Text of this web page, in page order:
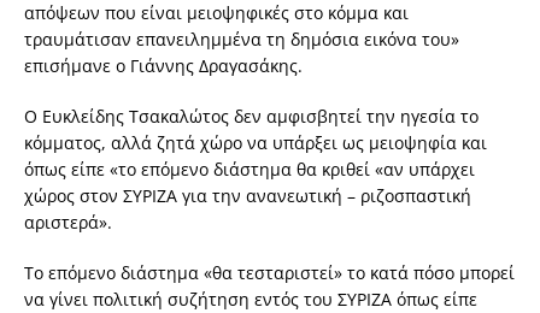
απόψεων που είναι μειοψηφικές στο κόμμα και
τραυμάτισαν επανειλημμένα τη δημόσια εικόνα του»
επισήμανε ο Γιάννης Δραγασάκης.
Ο Ευκλείδης Τσακαλώτος δεν αμφισβητεί την ηγεσία το
κόμματος, αλλά ζητά χώρο να υπάρξει ως μειοψηφία και
όπως είπε «το επόμενο διάστημα θα κριθεί «αν υπάρχει
χώρος στον ΣΥΡΙΖΑ για την ανανεωτική – ριζοσπαστική
αριστερά».
Το επόμενο διάστημα «θα τεσταριστεί» το κατά πόσο μπορεί
να γίνει πολιτική συζήτηση εντός του ΣΥΡΙΖΑ όπως είπε